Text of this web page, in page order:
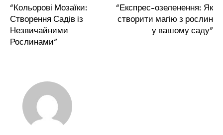
“Кольорові Мозаїки:
Створення Садів із
Незвичайними
Рослинами”
“Експрес-озеленення: Як
створити магію з рослин
у вашому саду”